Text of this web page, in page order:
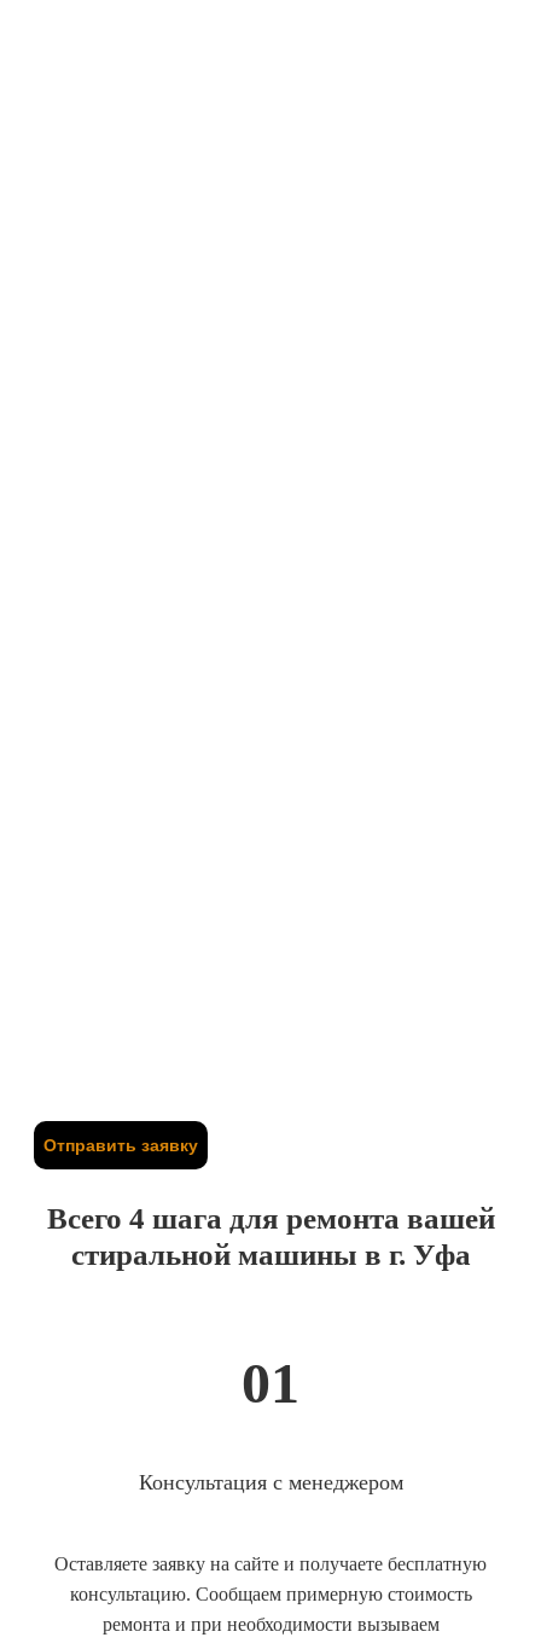
Отправить заявку
Всего 4 шага для ремонта вашей
стиральной машины в г. Уфа
01
Консультация с менеджером
Оставляете заявку на сайте и получаете бесплатную
консультацию. Сообщаем примерную стоимость
ремонта и при необходимости вызываем